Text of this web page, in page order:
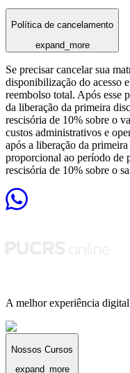
Política de cancelamento
expand_more
Se precisar cancelar sua
disponibilização do acesso
reembolso total. Após esse
da liberação da primeira
rescisória de 10% sobre o
custos administrativos e
após a liberação da
proporcional ao período de
rescisória de 10% sobre o
A melhor experiência
Nossos Cursos
expand_more